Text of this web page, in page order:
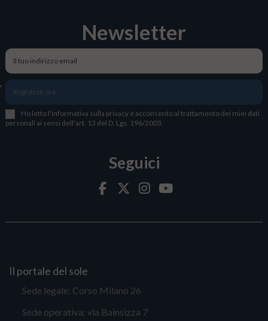
Newsletter
Registrati ora
Ho letto l'informativa sulla privacy e acconsento al trattamento dei miei dati
personali ai sensi dell'art. 13 del D. Lgs. 196/2003.
Seguici
Il portale del sole
Sede legale: Corso Milano 26
Sede operativa: via Bainsizza 7